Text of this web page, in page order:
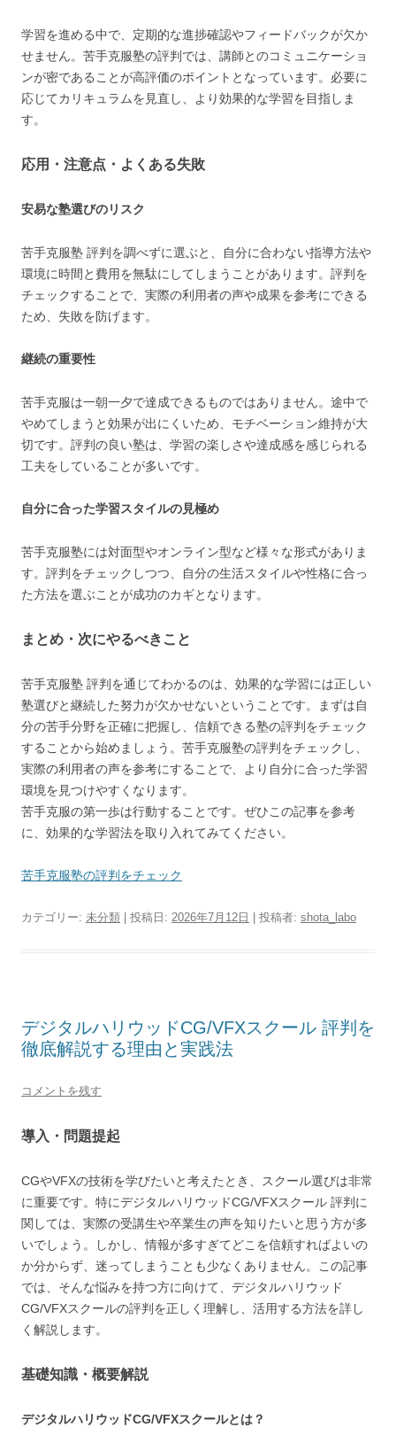
学習を進める中で、定期的な進捗確認やフィードバックが欠か
せません。苦手克服塾の評判では、講師とのコミュニケーショ
ンが密であることが高評価のポイントとなっています。必要に
応じてカリキュラムを見直し、より効果的な学習を目指しま
す。
応用・注意点・よくある失敗
安易な塾選びのリスク
苦手克服塾 評判を調べずに選ぶと、自分に合わない指導方法や
環境に時間と費用を無駄にしてしまうことがあります。評判を
チェックすることで、実際の利用者の声や成果を参考にできる
ため、失敗を防げます。
継続の重要性
苦手克服は一朝一夕で達成できるものではありません。途中で
やめてしまうと効果が出にくいため、モチベーション維持が大
切です。評判の良い塾は、学習の楽しさや達成感を感じられる
工夫をしていることが多いです。
自分に合った学習スタイルの見極め
苦手克服塾には対面型やオンライン型など様々な形式がありま
す。評判をチェックしつつ、自分の生活スタイルや性格に合っ
た方法を選ぶことが成功のカギとなります。
まとめ・次にやるべきこと
苦手克服塾 評判を通じてわかるのは、効果的な学習には正しい
塾選びと継続した努力が欠かせないということです。まずは自
分の苦手分野を正確に把握し、信頼できる塾の評判をチェック
することから始めましょう。苦手克服塾の評判をチェックし、
実際の利用者の声を参考にすることで、より自分に合った学習
環境を見つけやすくなります。
苦手克服の第一歩は行動することです。ぜひこの記事を参考
に、効果的な学習法を取り入れてみてください。
苦手克服塾の評判をチェック
カテゴリー: 未分類 | 投稿日: 2026年7月12日 投稿者: shota_labo
デジタルハリウッドCG/VFXスクール 評判を
徹底解説する理由と実践法
コメントを残す
導入・問題提起
CGやVFXの技術を学びたいと考えたとき、スクール選びは非常
に重要です。特にデジタルハリウッドCG/VFXスクール 評判に
関しては、実際の受講生や卒業生の声を知りたいと思う方が多
いでしょう。しかし、情報が多すぎてどこを信頼すればよいの
か分からず、迷ってしまうことも少なくありません。この記事
では、そんな悩みを持つ方に向けて、デジタルハリウッド
CG/VFXスクールの評判を正しく理解し、活用する方法を詳し
く解説します。
基礎知識・概要解説
デジタルハリウッドCG/VFXスクールとは？